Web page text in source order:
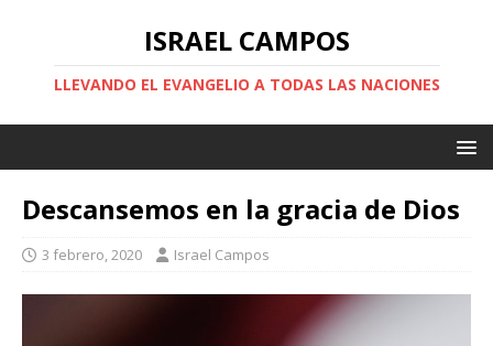
ISRAEL CAMPOS
LLEVANDO EL EVANGELIO A TODAS LAS NACIONES
Descansemos en la gracia de Dios
3 febrero, 2020 Israel Campos